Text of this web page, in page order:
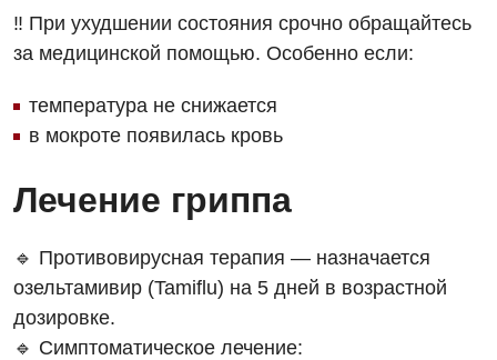
Неврология
Онкологическое отделение
Отделение интенсивной терапии
Отделение неотложных состояний
Оториноларингология
‼️ При ухудшении состояния срочно обращайтесь
за медицинской помощью. Особенно если:
температура не снижается
в мокроте появилась кровь
Лечение гриппа
🔹 Противовирусная терапия — назначается
озельтамивир (Tamiflu) на 5 дней в возрастной
дозировке.
🔹 Симптоматическое лечение: